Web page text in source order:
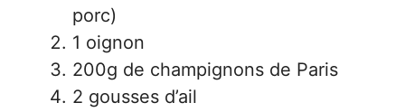
porc)
1 oignon
200g de champignons de Paris
2 gousses d’ail